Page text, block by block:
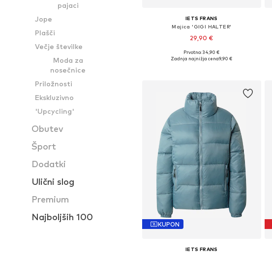
pajaci
Jope
Plašči
Večje številke
Moda za
nosečnice
Priložnosti
Ekskluzivno
'Upcycling'
Obutev
Šport
Dodatki
Ulični slog
Premium
Najboljših 100
IETS FRANS
Majica 'GIGI HALTER'
29,90 €
Razpoložljive velikosti: S, M
Prvotno: 34,90 €
Zadnja najnižja cena9,90 €
KUPON
IETS FRANS